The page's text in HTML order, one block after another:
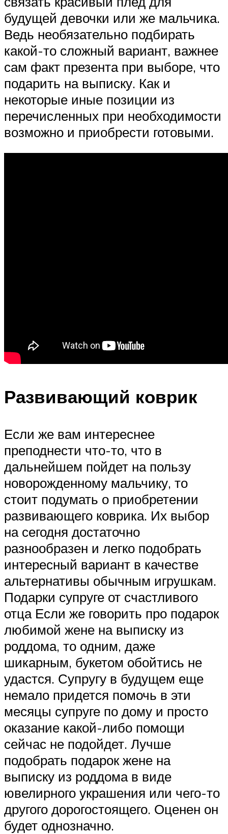
будущей девочки или же мальчика.
Ведь необязательно подбирать
какой-то сложный вариант, важнее
сам факт презента при выборе, что
подарить на выписку. Как и
некоторые иные позиции из
перечисленных при необходимости
возможно и приобрести готовыми.
Развивающий коврик
Если же вам интереснее
преподнести что-то, что в
дальнейшем пойдет на пользу
новорожденному мальчику, то
стоит подумать о приобретении
развивающего коврика. Их выбор
на сегодня достаточно
разнообразен и легко подобрать
интересный вариант в качестве
альтернативы обычным игрушкам.
Подарки супруге от счастливого
отца Если же говорить про подарок
любимой жене на выписку из
роддома, то одним, даже
шикарным, букетом обойтись не
удастся. Супругу в будущем еще
немало придется помочь в эти
месяцы супруге по дому и просто
оказание какой-либо помощи
сейчас не подойдет. Лучше
подобрать подарок жене на
выписку из роддома в виде
ювелирного украшения или чего-то
другого дорогостоящего. Оценен он
будет однозначно.